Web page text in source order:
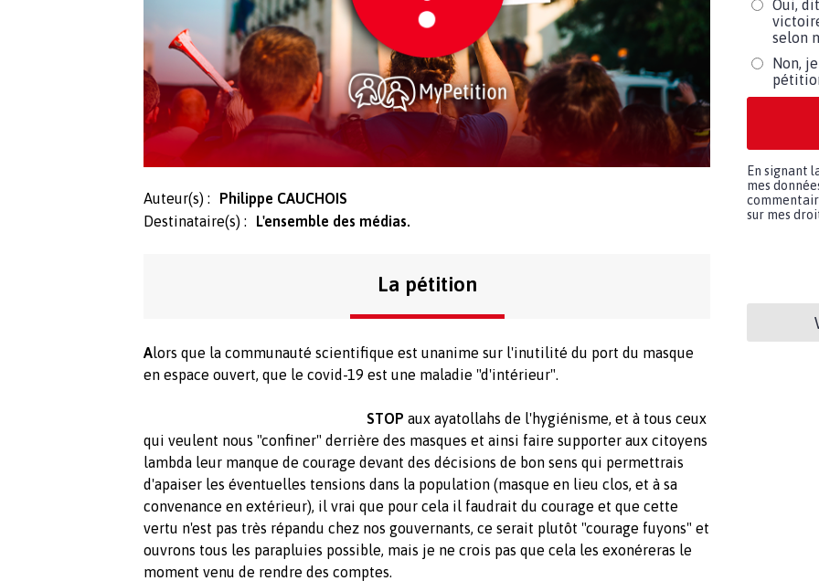
Auteur(s) :
Philippe CAUCHOIS
Destinataire(s) :
L'ensemble des médias.
La pétition
Alors que la communauté scientifique est unanime sur l'inutilité du port du masque
en espace ouvert, que le covid-19 est une maladie "d'intérieur".
STOP aux ayatollahs de l'hygiénisme, et à tous ceux
qui veulent nous "confiner" derrière des masques et ainsi faire supporter aux citoyens
lambda leur manque de courage devant des décisions de bon sens qui permettrais
d'apaiser les éventuelles tensions dans la population (masque en lieu clos, et à sa
convenance en extérieur), il vrai que pour cela il faudrait du courage et que cette
vertu n'est pas très répandu chez nos gouvernants, ce serait plutôt "courage fuyons" et
ouvrons tous les parapluies possible, mais je ne crois pas que cela les exonéreras le
moment venu de rendre des comptes.
Oui,
selon
Non,
En signant
mes
sur mes